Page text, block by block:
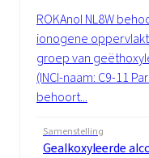
ROKAnol NL8W
ionogene
groep van
(INCI-naam: C9-11
behoort...
Samenstelling
Gealkoxyleerde